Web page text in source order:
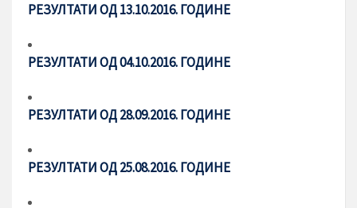
РЕЗУЛТАТИ ОД 13.10.2016. ГОДИНЕ
РЕЗУЛТАТИ ОД 04.10.2016. ГОДИНЕ
РЕЗУЛТАТИ ОД 28.09.2016. ГОДИНЕ
РЕЗУЛТАТИ ОД 25.08.2016. ГОДИНЕ